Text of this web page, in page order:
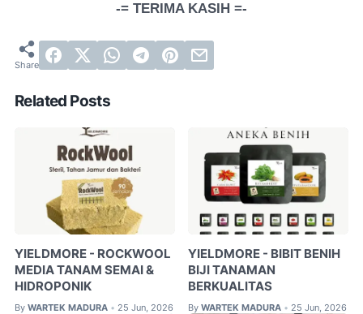
-= TERIMA KASIH =-
Related Posts
YIELDMORE - ROCKWOOL
MEDIA TANAM SEMAI &
HIDROPONIK
By WARTEK MADURA • 25 Jun, 2026
YIELDMORE - BIBIT BENIH
BIJI TANAMAN
BERKUALITAS
By WARTEK MADURA • 25 Jun, 2026